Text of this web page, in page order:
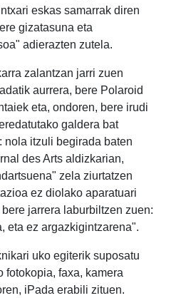
eskas samarrak diren
gizatasuna eta
adierazten zutela.
zalantzan jarri zuen
aurrera, bere Polaroid
eta, ondoren, bere irudi
galdera bat
nola itzuli begirada baten
des Arts aldizkarian,
zela ziurtatzen
ez diolako aparatuari
jarrera laburbiltzen zuen:
eta ez argazkigintzarena".
uko egiterik suposatu
fotokopia, faxa, kamera
iPada erabili zituen.